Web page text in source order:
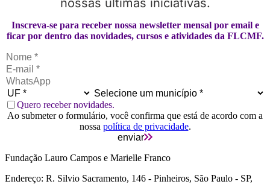
Inscreva-se para receber nossa newsletter mensal por email e
ficar por dentro das novidades, cursos e atividades da FLCMF.
Quero receber novidades.
Ao submeter o formulário, você confirma que está de acordo com a
nossa política de privacidade.
enviar
nossas últimas iniciativas.
Fundação Lauro Campos e Marielle Franco
Endereço: R. Silvio Sacramento, 146 - Pinheiros, São Paulo - SP,